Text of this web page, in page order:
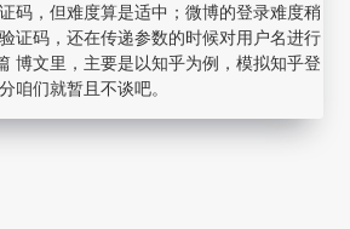
码，但难度算是适中；微博的登录难度稍
证码，还在传递参数的时候对用户名进行
博文里，主要是以知乎为例，模拟知乎登
咱们就暂且不谈吧。